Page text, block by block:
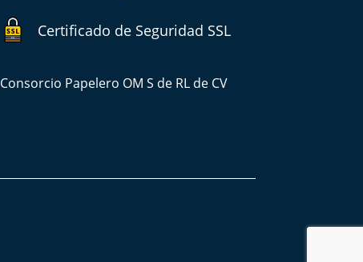
Certificado de Seguridad SSL
Consorcio Papelero OM S de RL de CV